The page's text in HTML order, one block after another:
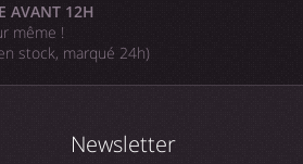
AVANT 12H
même !
stock, marqué 24h)
Newsletter